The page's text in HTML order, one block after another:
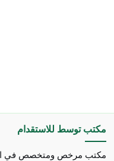
مكتب توسط للاستقدام
مكتب مرخص ومتخصص في